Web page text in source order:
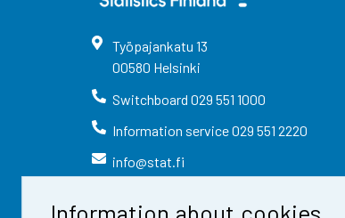
Information about cookies
Työpajankatu 13
00580 Helsinki
Switchboard 029 551 1000
Information service029 551 2220
info@stat.fi